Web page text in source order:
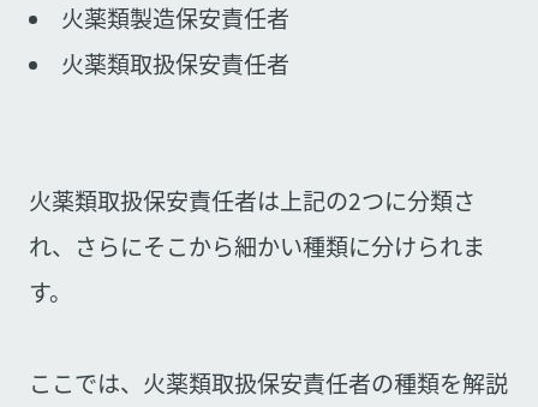
火薬類製造保安責任者
火薬類取扱保安責任者
火薬類取扱保安責任者は上記の2つに分類さ
れ、さらにそこから細かい種類に分けられま
す。
ここでは、火薬類取扱保安責任者の種類を解説